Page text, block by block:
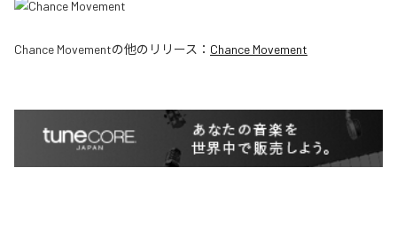
Chance Movementの他のリリース： Chance Movement